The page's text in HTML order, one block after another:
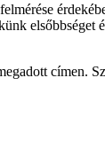
elsőbbséget
címen.